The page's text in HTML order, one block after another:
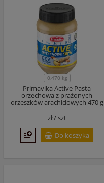
0,470 kg
Primavika Active Pasta
orzechowa z prażonych
orzeszków arachidowych 470 g
zł /szt
Do koszyka